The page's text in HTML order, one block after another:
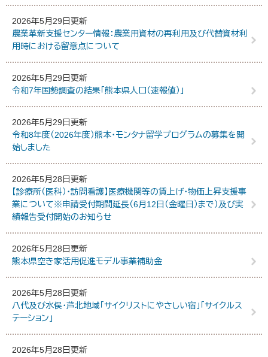
2026年5月29日更新
農業革新支援センター情報：農業用資材の再利用及び代替資材利
用時における留意点について
2026年5月29日更新
令和7年国勢調査の結果「熊本県人口（速報値）」
2026年5月29日更新
令和8年度（2026年度）熊本・モンタナ留学プログラムの募集を開
始しました
2026年5月28日更新
【診療所（医科）・訪問看護】医療機関等の賃上げ・物価上昇支援事
業について※申請受付期間延長（6月12日（金曜日）まで）及び実
績報告受付開始のお知らせ
2026年5月28日更新
熊本県空き家活用促進モデル事業補助金
2026年5月28日更新
八代及び水俣・芦北地域「サイクリストにやさしい宿」「サイクルス
テーション」
2026年5月28日更新